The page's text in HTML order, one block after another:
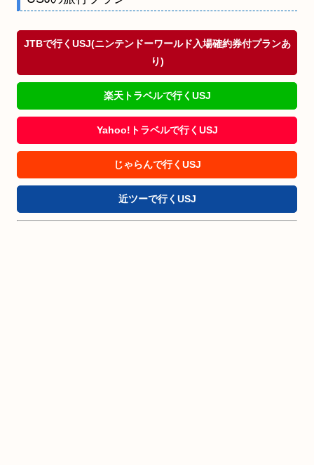
JTBで行くUSJ(ニンテンドーワールド入場確約券付プランあ
り)
楽天トラベルで行くUSJ
Yahoo!トラベルで行くUSJ
じゃらんで行くUSJ
近ツーで行くUSJ